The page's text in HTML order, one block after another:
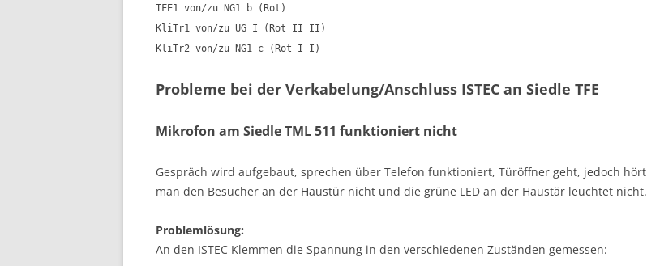
TFE1 von/zu NG1 b (Rot)
KliTr1 von/zu UG I (Rot II II)
KliTr2 von/zu NG1 c (Rot I I)
Probleme bei der Verkabelung/Anschluss ISTEC an Siedle TFE
Mikrofon am Siedle TML 511 funktioniert nicht
Gespräch wird aufgebaut, sprechen über Telefon funktioniert, Türöffner geht, jedoch hört
man den Besucher an der Haustür nicht und die grüne LED an der Haustär leuchtet nicht.
Problemlösung:
An den ISTEC Klemmen die Spannung in den verschiedenen Zuständen gemessen: